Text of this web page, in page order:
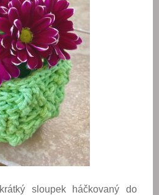
krátký sloupek háčkovaný do